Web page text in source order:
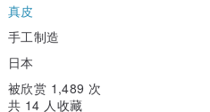
真皮
手工制造
日本
被欣赏 1,489 次
共 14 人收藏